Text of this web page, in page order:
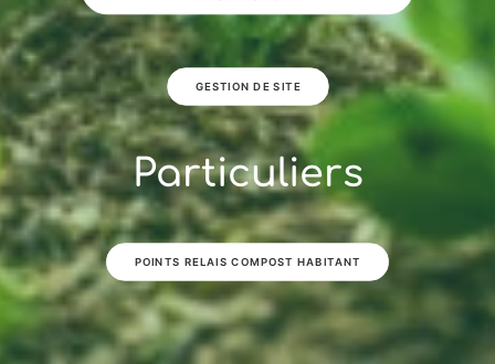
GESTION DE SITE
Particuliers
POINTS RELAIS COMPOST HABITANT